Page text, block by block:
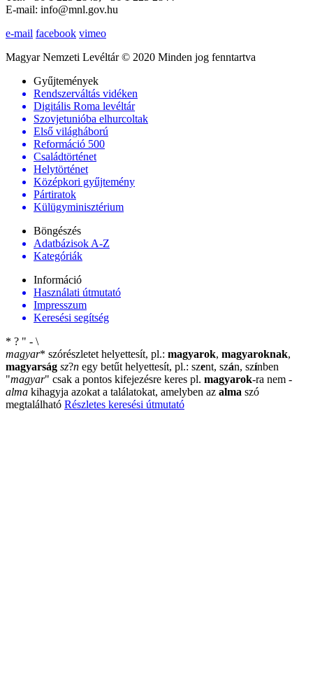
E-mail: info@mnl.gov.hu
e-mail facebook vimeo
Magyar Nemzeti Levéltár © 2020 Minden jog fenntartva
Gyűjtemények
Rendszerváltás vidéken
Digitális Roma levéltár
Szovjetunióba elhurcoltak
Első világháború
Reformáció 500
Családtörténet
Helytörténet
Középkori gyűjtemény
Pártiratok
Külügyminisztérium
Böngészés
Adatbázisok A-Z
Kategóriák
Információ
Használati útmutató
Impresszum
Keresési segítség
* ? " - \
magyar* szórészletet helyettesít, pl.: magyarok, magyaroknak,
magyarság sz?n egy betűt helyettesít, pl.: szent, szán, színben
"magyar" csak a pontos kifejezésre keres pl. magyarok-ra nem -
alma kihagyja azokat a találatokat, amelyben az alma szó
megtalálható Részletes keresési útmutató